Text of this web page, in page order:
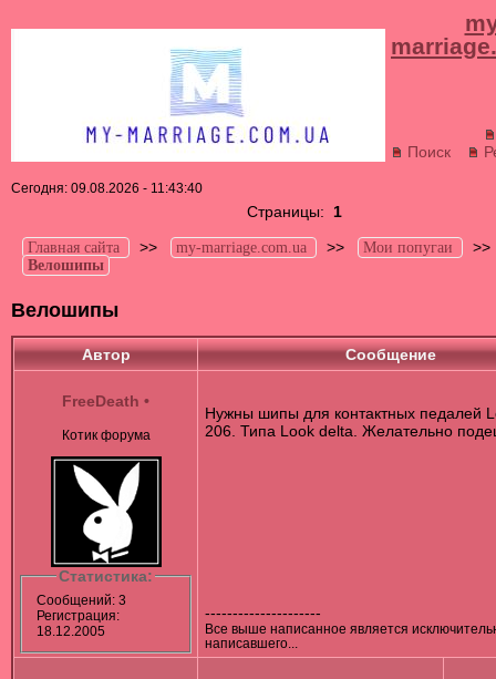
Поиск
Сегодня: 09.08.2026 - 11:43:40
Страницы: 1
Главная сайта >> my-marriage.com.ua >> Мои попугаи
Велошипы
Велошипы
Автор Сообщение
FreeDeath •
Котик форума
Статистика:
Сообщений: 3
Регистрация:
18.12.2005
Нужны шипы для контактных педалей
206. Типа Look delta. Желательно
---------------------
Все выше написанное является
написавшего...